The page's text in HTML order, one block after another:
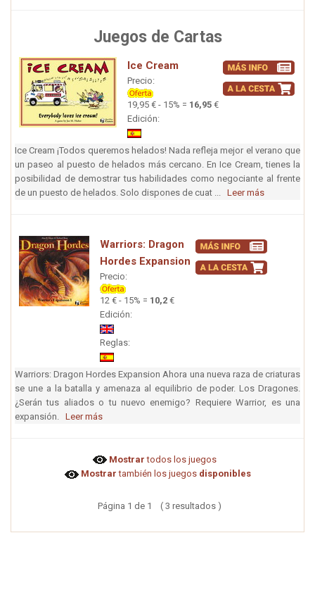
Juegos de Cartas
Ice Cream
Precio:
19,95 € - 15% = 16,95 €
Edición:
Ice Cream ¡Todos queremos helados! Nada refleja mejor el verano que
un paseo al puesto de helados más cercano. En Ice Cream, tienes la
posibilidad de demostrar tus habilidades como negociante al frente
de un puesto de helados. Solo dispones de cuat ... Leer más
Warriors: Dragon
Hordes Expansion
Precio:
12 € - 15% = 10,2 €
Edición:
Reglas:
Warriors: Dragon Hordes Expansion Ahora una nueva raza de criaturas
se une a la batalla y amenaza al equilibrio de poder. Los Dragones.
¿Serán tus aliados o tu nuevo enemigo? Requiere Warrior, es una
expansión. Leer más
Mostrar todos los juegos
Mostrar también los juegos disponibles
Página 1 de 1 ( 3 resultados )